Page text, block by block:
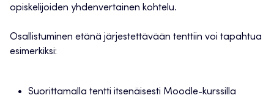
opiskelijoiden yhdenvertainen kohtelu.
Osallistuminen etänä järjestettävään tenttiin voi tapahtua
esimerkiksi:
Suorittamalla tentti itsenäisesti Moodle-kurssilla